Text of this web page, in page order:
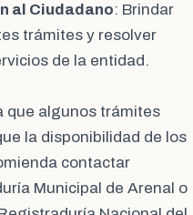
al Ciudadano: Brindar
trámites y resolver
de la entidad.
que algunos trámites
la disponibilidad de los
contactar
Municipal de Arenal o